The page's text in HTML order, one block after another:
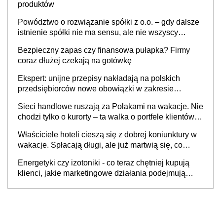
produktów
Powództwo o rozwiązanie spółki z o.o. – gdy dalsze
istnienie spółki nie ma sensu, ale nie wszyscy
Bezpieczny zapas czy finansowa pułapka? Firmy
coraz dłużej czekają na gotówkę
Ekspert: unijne przepisy nakładają na polskich
przedsiębiorców nowe obowiązki w zakresie
Sieci handlowe ruszają za Polakami na wakacje. Nie
chodzi tylko o kurorty – ta walka o portfele klientów
cichu
Właściciele hoteli cieszą się z dobrej koniunktury w
wakacje. Spłacają długi, ale już martwią się, co
Energetyki czy izotoniki - co teraz chętniej kupują
klienci, jakie marketingowe działania podejmują